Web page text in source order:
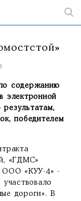
содержанию
электронной
победителем
«ГДМС»
ООО «КУУ-4» -
дороги». В